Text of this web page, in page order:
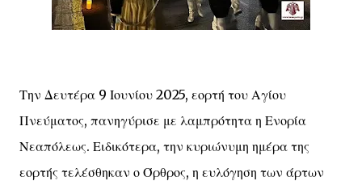
Την Δευτέρα 9 Ιουνίου 2025, εορτή του Αγίου
Πνεύματος, πανηγύρισε με λαμπρότητα η Ενορία
Νεαπόλεως. Ειδικότερα, την κυριώνυμη ημέρα της
εορτής τελέσθηκαν ο Όρθρος, η ευλόγηση των άρτων